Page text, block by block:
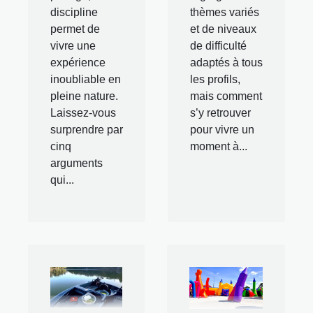
discipline
permet de
vivre une
expérience
inoubliable en
pleine nature.
Laissez-vous
surprendre par
cinq
arguments
qui...
thèmes variés
et de niveaux
de difficulté
adaptés à tous
les profils,
mais comment
s’y retrouver
pour vivre un
moment à...